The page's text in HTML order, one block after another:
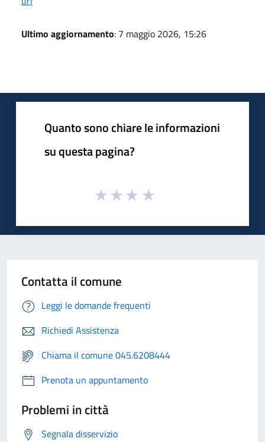
Ultimo aggiornamento: 7 maggio 2026, 15:26
Quanto sono chiare le informazioni
su questa pagina?
Contatta il comune
Leggi le domande frequenti
Richiedi Assistenza
Chiama il comune 045.6208444
Prenota un appuntamento
Problemi in città
Segnala disservizio